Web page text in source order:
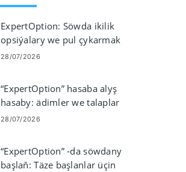
ExpertOption: Söwda ikilik
opsiýalary we pul çykarmak
28/07/2026
“ExpertOption” hasaba alyş
hasaby: ädimler we talaplar
28/07/2026
“ExpertOption” -da söwdany
başlaň: Täze başlanlar üçin